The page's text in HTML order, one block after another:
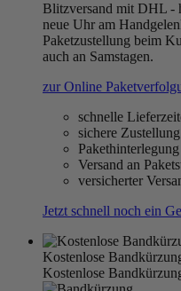
Blitzversand mit DHL -
neue Uhr am
Paketzustellung beim
auch an Samstagen.
zur Online
schnelle
sichere
Versand an
versicherter
Jetzt schnell noch ein
Kostenlose
Kostenlose